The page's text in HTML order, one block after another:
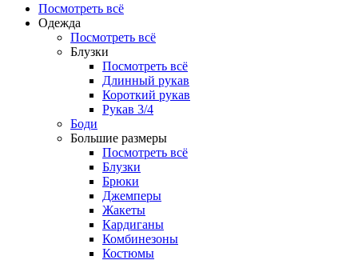
Посмотреть всё
Одежда
Посмотреть всё
Блузки
Посмотреть всё
Длинный рукав
Короткий рукав
Рукав 3/4
Боди
Большие размеры
Посмотреть всё
Блузки
Брюки
Джемперы
Жакеты
Кардиганы
Комбинезоны
Костюмы